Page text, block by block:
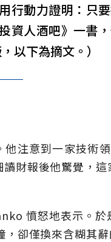
行動力證明：只
資人酒吧》一書
以下為摘文。）
注意到一家技術領
財報後他驚覺，
憤怒地表示。
，卻僅換來含糊其